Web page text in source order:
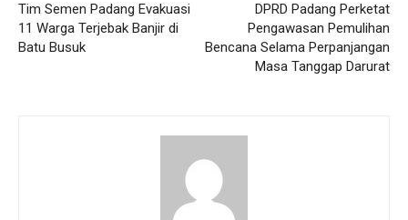
Tim Semen Padang Evakuasi
11 Warga Terjebak Banjir di
Batu Busuk
DPRD Padang Perketat
Pengawasan Pemulihan
Bencana Selama Perpanjangan
Masa Tanggap Darurat